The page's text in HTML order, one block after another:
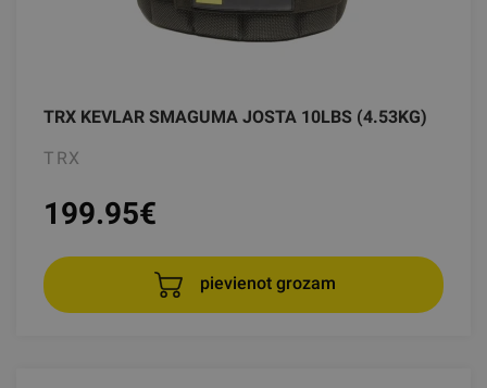
TRX KEVLAR SMAGUMA JOSTA 10LBS (4.53KG)
TRX
199.95€
pievienot grozam